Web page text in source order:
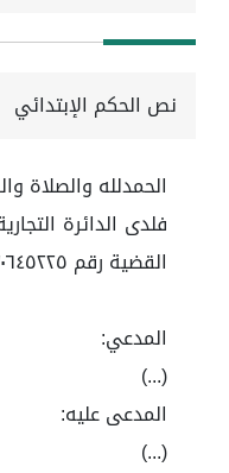
نص الحكم الإبتدائي
الحمدلله والصلاة
فلدى الدائرة
القضية رقم ٤٤٧٠٦٤٥٢٢٥ لعام ١٤٤٤ هـ
المدعي:
(...)
المدعى عليه:
(...)